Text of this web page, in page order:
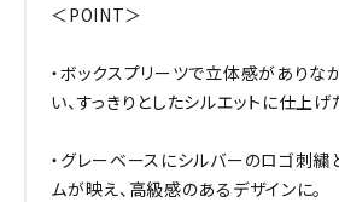
＜POINT＞
・ボックスプリーツで立体感がありな
い、すっきりとしたシルエットに仕上げ
・グレーベースにシルバーのロゴ刺繍
ムが映え、高級感のあるデザインに。